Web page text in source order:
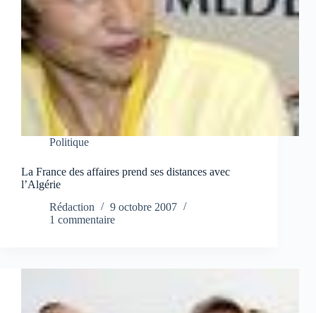
Politique
La France des affaires prend ses distances avec
l’Algérie
Rédaction
9 octobre 2007
1 commentaire